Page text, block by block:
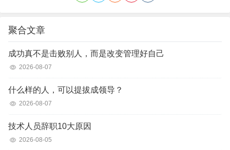
聚合文章
成功真不是击败别人，而是改变管理好自己
2026-08-07
什么样的人，可以提拔成领导？
2026-08-07
技术人员辞职10大原因
2026-08-05